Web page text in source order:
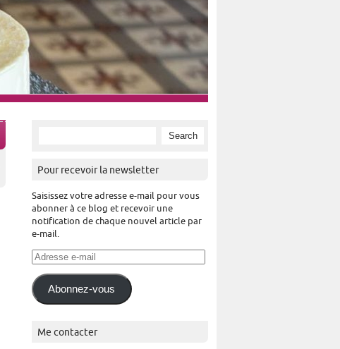
Pour recevoir la newsletter
Saisissez votre adresse e-mail pour vous
abonner à ce blog et recevoir une
notification de chaque nouvel article par
e-mail.
Adresse
mail
Abonnez-vous
Me contacter